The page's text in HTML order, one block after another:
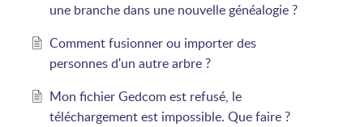
une branche dans une nouvelle généalogie ?
Comment fusionner ou importer des
personnes d'un autre arbre ?
Mon fichier Gedcom est refusé, le
téléchargement est impossible. Que faire ?